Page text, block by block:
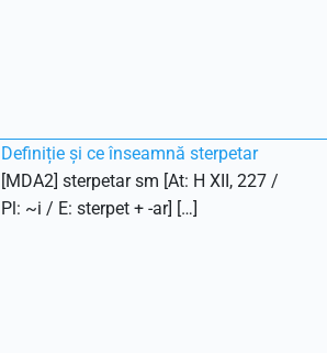
Definiție și ce înseamnă sterpetar
[MDA2] sterpetar sm [At: H XII, 227 /
Pl: ~i / E: sterpet + -ar] […]